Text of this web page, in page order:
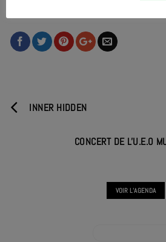
INNER HIDDEN
CONCERT DE L'U.E.O
VOIR L'AGENDA